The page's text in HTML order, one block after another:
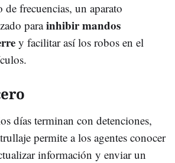
de frecuencias, un aparato
parainhibir mandos
y facilitar así los robos en el
días terminan con detenciones,
permite a los agentes conocer
información y enviar un